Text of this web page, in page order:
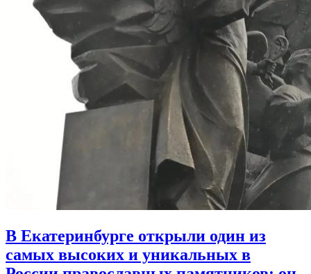
В Екатеринбурге открыли один из
самых высоких и уникальных в